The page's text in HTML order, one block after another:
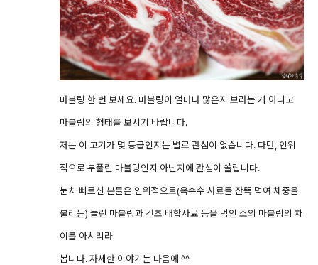
마블링 한 번 보세요. 마블링이 얼마나 많은지 보라는 게 아니고
마블링의 형태를 보시기 바랍니다.
저는 이 고기가 몇 등급인지는 별로 관심이 없습니다. 다만, 인위
적으로 부풀린 마블링인지 아닌지에 관심이 쏠립니다.
눈치 빠르신 분들은 인위적으로(옥수수 사료를 잔뜩 먹여 체중을
불리는) 늘린 마블링과 건초 배합사료 등을 먹인 소의 마블링의 차
이를 아시리라
봅니다. 자세한 이야기는 다음에 ^^